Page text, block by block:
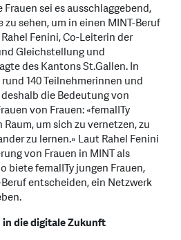
sei es ausschlaggebend,
sehen, um in einen MINT-Beruf
Fenini, Co-Leiterin der
Gleichstellung und
des Kantons St.Gallen. In
140 Teilnehmerinnen und
die Bedeutung von
von Frauen: «femalITy
um sich zu vernetzen, zu
zu lernen.» Laut Rahel Fenini
von Frauen in MINT als
biete femalITy jungen Frauen,
entscheiden, ein Netzwerk
die digitale Zukunft